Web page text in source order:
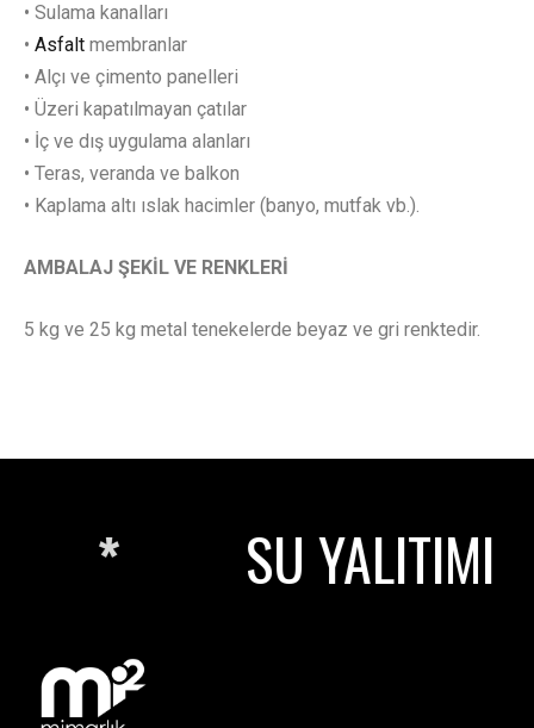
• Sulama kanalları
• Asfalt membranlar
• Alçı ve çimento panelleri
• Üzeri kapatılmayan çatılar
• İç ve dış uygulama alanları
• Teras, veranda ve balkon
• Kaplama altı ıslak hacimler (banyo, mutfak vb.).
AMBALAJ ŞEKİL VE RENKLERİ
5 kg ve 25 kg metal tenekelerde beyaz ve gri renktedir.
SU YALITIMI